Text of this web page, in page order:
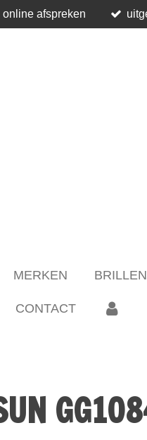
online afspreken
MERKEN
CONTACT